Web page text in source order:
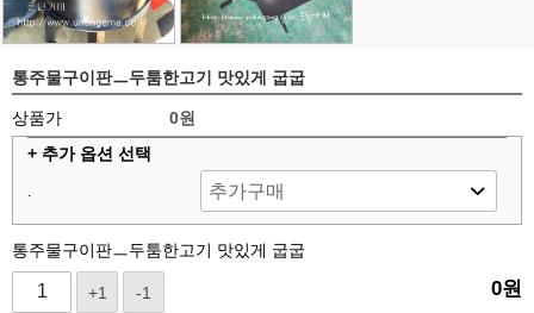
통주물구이판ㅡ두툼한고기 맛있게 굽굽
상품가
0원
+ 추가 옵션 선택
.
통주물구이판ㅡ두툼한고기 맛있게 굽굽
+1 -1 0원